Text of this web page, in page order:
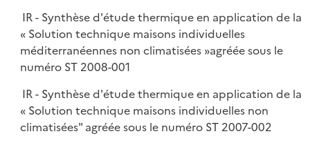
IR - Synthèse d'étude thermique en application de la
« Solution technique maisons individuelles
méditerranéennes non climatisées »agréée sous le
numéro ST 2008-001
IR - Synthèse d'étude thermique en application de la
« Solution technique maisons individuelles non
climatisées" agréée sous le numéro ST 2007-002